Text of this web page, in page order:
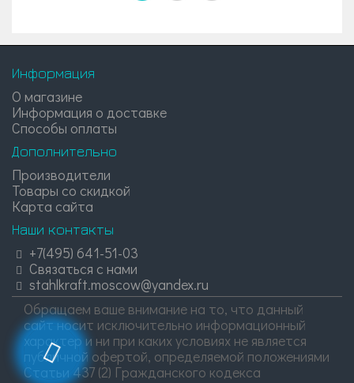
Информация
О магазине
Информация о доставке
Способы оплаты
Дополнительно
Производители
Товары со скидкой
Карта сайта
Наши контакты
+7(495) 641-51-03
Связаться с нами
stahlkraft.moscow@yandex.ru
Обращаем ваше внимание на то, что данный
сайт носит исключительно информационный
характер и ни при каких условиях не является
публичной офертой, определяемой положениями
Статьи 437 (2) Гражданского кодекса